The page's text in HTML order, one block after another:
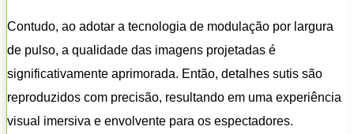
Contudo, ao adotar a tecnologia de modulação por largura
de pulso, a qualidade das imagens projetadas é
significativamente aprimorada. Então, detalhes sutis são
reproduzidos com precisão, resultando em uma experiência
visual imersiva e envolvente para os espectadores.